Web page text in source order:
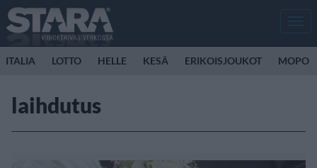
ITALIA LOTTO HELLE KESÄ ERIKOISJOUKOT MOPO
laihdutus